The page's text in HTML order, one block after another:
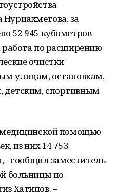
за
52 945 кубометров
работа по расширению
очистки
улицам, остановкам,
спортивным
медицинской помощью
из них 14 753
- сообщил заместитель
больницы по
Хатипов. –